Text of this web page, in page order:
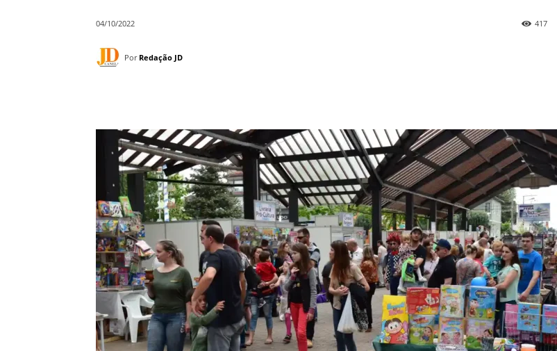
04/10/2022 417
Por Redação JD